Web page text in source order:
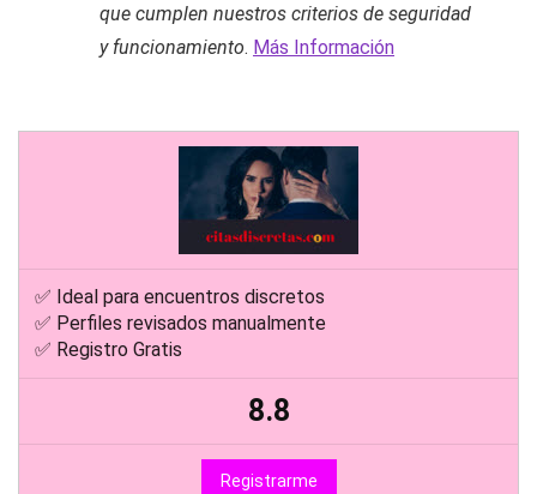
que cumplen nuestros criterios de seguridad
y funcionamiento. Más Información
✅ Ideal para encuentros discretos
✅ Perfiles revisados manualmente
✅ Registro Gratis
8.8
Registrarme